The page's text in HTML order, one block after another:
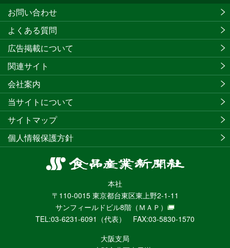
食
産
業
新
聞
社
本社
〒110-0015 東京都台東区東上野2-1-11
サンフィールドビル8階 （ＭＡＰ）
TEL:03-6231-6091（代表） FAX:03-5830-1570
大阪支局
お問い合わせ
よくある質問
広告掲載について
関連サイト
会社案内
当サイトについて
サイトマップ
個人情報保護方針